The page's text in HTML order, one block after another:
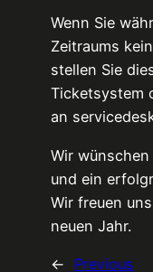
Wenn Sie
Zeitraums
stellen Sie
Ticketsystem
an
Wir
und ein
Wir freuen
neuen Jahr.
← Previous